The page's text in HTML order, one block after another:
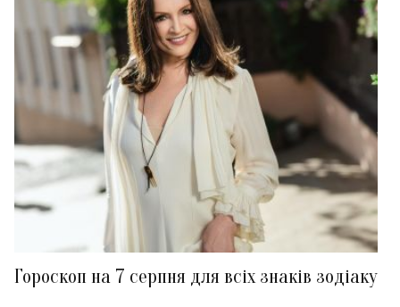
Гороскоп на 7 серпня для всіх знаків зодіаку